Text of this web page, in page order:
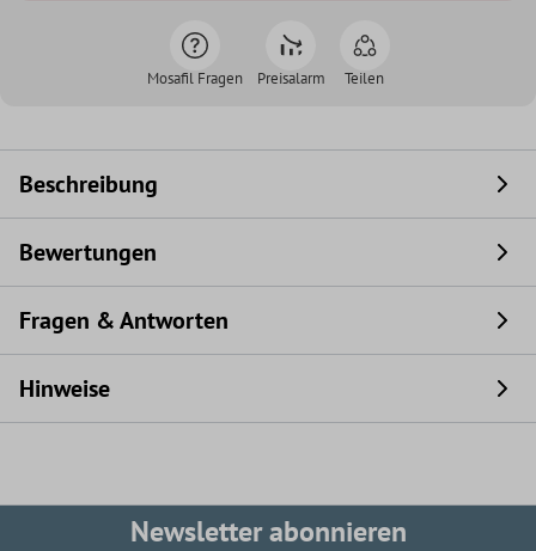
Mosafil Fragen Preisalarm Teilen
Beschreibung
Bewertungen
Fragen & Antworten
Hinweise
Newsletter abonnieren